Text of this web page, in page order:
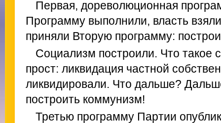
Первая, дореволюционная
Программу выполнили, власть
приняли Вторую программу:
Социализм построили. Что такое
прост: ликвидация частной
ликвидировали. Что дальше?
построить коммунизм!
Третью программу Партии